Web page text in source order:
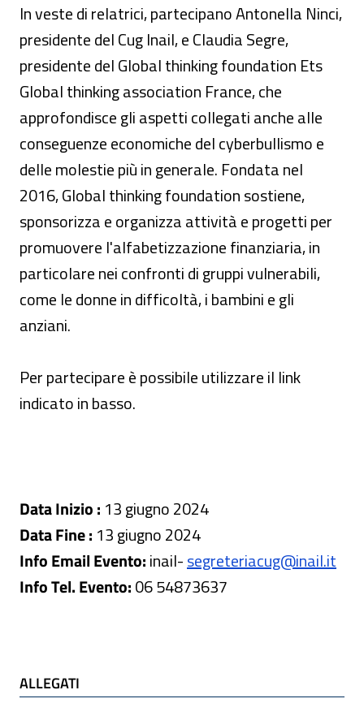
In veste di relatrici, partecipano Antonella Ninci,
presidente del Cug Inail, e Claudia Segre,
presidente del Global thinking foundation Ets
Global thinking association France, che
approfondisce gli aspetti collegati anche alle
conseguenze economiche del cyberbullismo e
delle molestie più in generale. Fondata nel
2016, Global thinking foundation sostiene,
sponsorizza e organizza attività e progetti per
promuovere l'alfabetizzazione finanziaria, in
particolare nei confronti di gruppi vulnerabili,
come le donne in difficoltà, i bambini e gli
anziani.
Per partecipare è possibile utilizzare il link
indicato in basso.
Data Inizio : 13 giugno 2024
Data Fine : 13 giugno 2024
Info Email Evento:inail-segreteriacug@inail.it
Info Tel. Evento:06 54873637
ALLEGATI e TI POTREBBE INTERESSARE
ALLEGATI